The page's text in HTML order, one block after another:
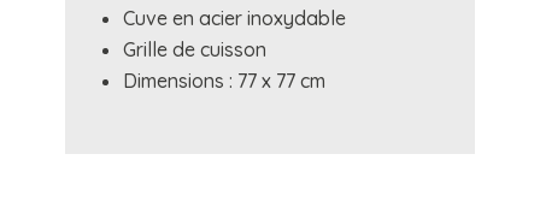
Cuve en acier inoxydable
Grille de cuisson
Dimensions : 77 x 77 cm